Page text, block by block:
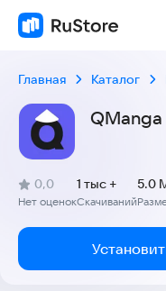
Главная Каталог
QManga
Рейтинг:
0,0
(
Нет оценок
)
Скачиваний
1 тыс + 5.0